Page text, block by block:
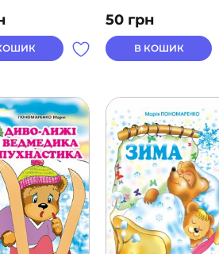
50 грн
В КОШИК